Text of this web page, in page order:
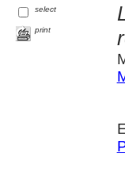
select
print